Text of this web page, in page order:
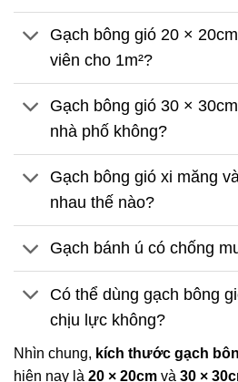
Gạch bông gió 20 ×
viên cho 1m²?
Gạch bông gió 30 ×
nhà phố không?
Gạch bông gió xi măng
nhau thế nào?
Gạch bánh ú có chống
Có thể dùng gạch bông
chịu lực không?
Nhìn chung, kích thước gạch
hiện nay là 20 × 20cm và 30 ×